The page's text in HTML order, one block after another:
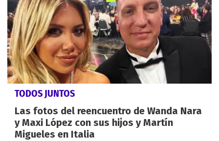
TODOS JUNTOS
Las fotos del reencuentro de Wanda Nara
y Maxi López con sus hijos y Martín
Migueles en Italia